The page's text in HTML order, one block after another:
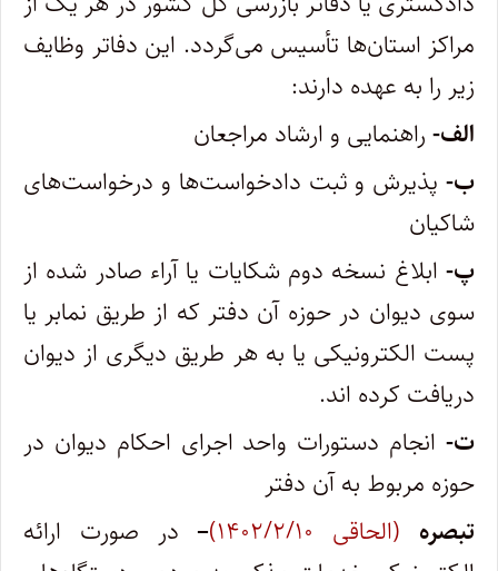
مراکز استان‌ها تأسیس می‌گردد. این دفاتر وظایف
زیر را به عهده دارند:
الف- راهنمایی و ارشاد مراجعان
ب- پذیرش و ثبت دادخواست‌ها و درخواست‌های
شاکیان
پ- ابلاغ نسخه دوم شکایات یا آراء صادر شده از
سوی دیوان در حوزه آن دفتر که از طریق نمابر یا
پست الکترونیکی یا به هر طریق دیگری از دیوان
دریافت کرده اند.
ت- انجام دستورات واحد اجرای احکام دیوان در
حوزه مربوط به آن دفتر
تبصره (الحاقی ۱۴۰۲/۲/۱۰) –در صورت ارائه